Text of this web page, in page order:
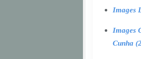
Images
Images
Cunha